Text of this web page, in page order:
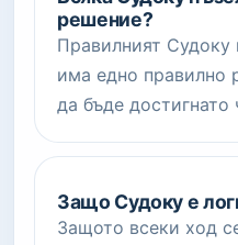
решение?
Правилният Судоку
има едно правилно
да бъде достигнато
Защо Судоку е
Защото всеки ход